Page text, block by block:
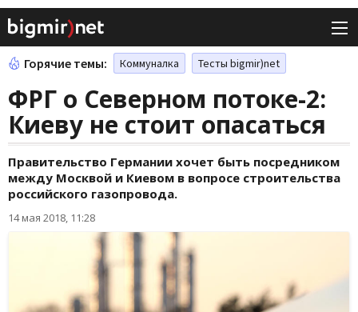
Горячие темы: Коммуналка Тесты bigmir)net
ФРГ о Северном потоке-2:
Киеву не стоит опасаться
Правительство Германии хочет быть посредником
между Москвой и Киевом в вопросе строительства
российского газопровода.
14 мая 2018, 11:28